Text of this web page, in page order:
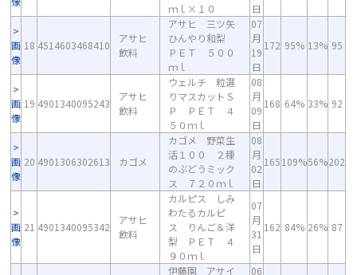
ｍｌ×１０
日
画
像
18 4514603468410
アサヒ
飲料
アサヒ 三ツ矢
ひんやり和梨
ＰＥＴ ５００
ｍｌ
07
月
19
日
172 95% 13% 95
画
像
19 4901340095243
アサヒ
飲料
ウェルチ 粒選
りマスカットＳ
Ｐ ＰＥＴ ４
５０ｍｌ
08
月
09
日
168 64% 33% 92
画
像
20 4901306302613 カゴメ
カゴメ 野菜生
活１００ ２種
のぶどうミック
ス ７２０ｍｌ
08
月
02
日
165109%56%202
画
像
21 4901340095342
アサヒ
飲料
カルピス しみ
わたるカルピ
ス りんご＆洋
梨 ＰＥＴ ４
９０ｍｌ
07
月
31
日
162 84% 26% 87
伊藤園 アサイ 06